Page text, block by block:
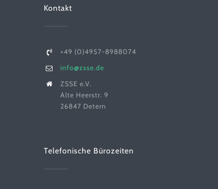
Kontakt
+49 (0)4957-8988074
info@zsse.de
ZSSE e.V.
Alte Heerstr. 9
26847 Detern
Telefonische Bürozeiten